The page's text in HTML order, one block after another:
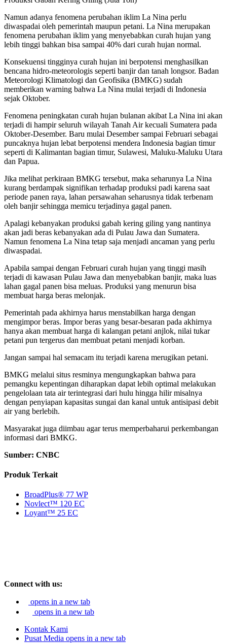
Namun adanya fenomena perubahan iklim La Nina perlu
diwaspadai oleh pemerintah maupun petani. La Nina merupakan
fenomena perubahan iklim yang menyebabkan curah hujan yang
lebih tinggi bahkan bisa sampai 40% dari curah hujan normal.
Konsekuensi tingginya curah hujan ini berpotensi menghasilkan
bencana hidro-meteorologis seperti banjir dan tanah longsor. Badan
Meteorologi Klimatologi dan Geofisika (BMKG) sudah
memberikan warning bahwa La Nina mulai terjadi di Indonesia
sejak Oktober.
Fenomena peningkatan curah hujan bulanan akibat La Nina ini akan
terjadi di hampir seluruh wilayah Tanah Air kecuali Sumatera pada
Oktober-Desember. Baru mulai Desember sampai Februari sebagai
puncaknya hujan lebat berpotensi mendera Indonesia bagian timur
seperti di Kalimantan bagian timur, Sulawesi, Maluku-Maluku Utara
dan Papua.
Jika melihat perkiraan BMKG tersebut, maka seharunya La Nina
kurang berdampak signifikan terhadap produksi padi karena saat
periode panen raya, lahan persawahan seharusnya tidak terbenam
oleh banjir sehingga memicu terjadinya gagal panen.
Apalagi kebanyakan produksi gabah kering giling yang nantinya
akan jadi beras kebanyakan ada di Pulau Jawa dan Sumatera.
Namun fenomena La Nina tetap saja menjadi ancaman yang perlu
diwaspadai.
Apabila sampai dengan Februari curah hujan yang tinggi masih
terjadi di kawasan Pulau Jawa dan menyebabkan banjir, maka luas
lahan gagal panen bisa meluas. Produksi yang menurun bisa
membuat harga beras melonjak.
Pemerintah pada akhirnya harus menstabilkan harga dengan
mengimpor beras. Impor beras yang besar-besaran pada akhirnya
hanya akan membuat harga di kalangan petani anjlok, nilai tukar
petani pun tergerus dan membuat petani menjadi korban.
Jangan sampai hal semacam itu terjadi karena merugikan petani.
BMKG melalui situs resminya mengungkapkan bahwa para
pemangku kepentingan diharapkan dapat lebih optimal melakukan
pengelolaan tata air terintegrasi dari hulu hingga hilir misalnya
dengan penyiapan kapasitas sungai dan kanal untuk antisipasi debit
air yang berlebih.
Masyarakat juga diimbau agar terus memperbaharui perkembangan
informasi dari BMKG.
Sumber: CNBC
Produk Terkait
BroadPlus® 77 WP
Novlect™ 120 EC
Loyant™ 25 EC
Connect with us:
opens in a new tab
opens in a new tab
Kontak Kami
Pusat Media opens in a new tab